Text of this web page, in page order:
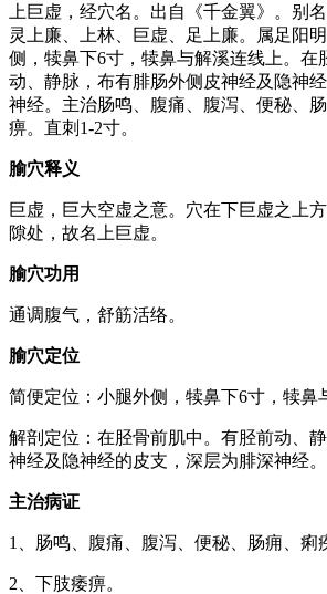
上巨虚，经穴名。出自《千金翼》。别
灵上廉、上林、巨虚、足上廉。属足阳
侧，犊鼻下6寸，犊鼻与解溪连线上。在
动、静脉，布有腓肠外侧皮神经及隐神
神经。主治肠鸣、腹痛、腹泻、便秘、
痹。直刺1-2寸。
腧穴释义
巨虚，巨大空虚之意。穴在下巨虚之上
隙处，故名上巨虚。
腧穴功用
通调腹气，舒筋活络。
腧穴定位
简便定位：小腿外侧，犊鼻下6寸，犊鼻
解剖定位：在胫骨前肌中。有胫前动、
神经及隐神经的皮支，深层为腓深神经。
主治病证
1、肠鸣、腹痛、腹泻、便秘、肠痈、痢
2、下肢痿痹。